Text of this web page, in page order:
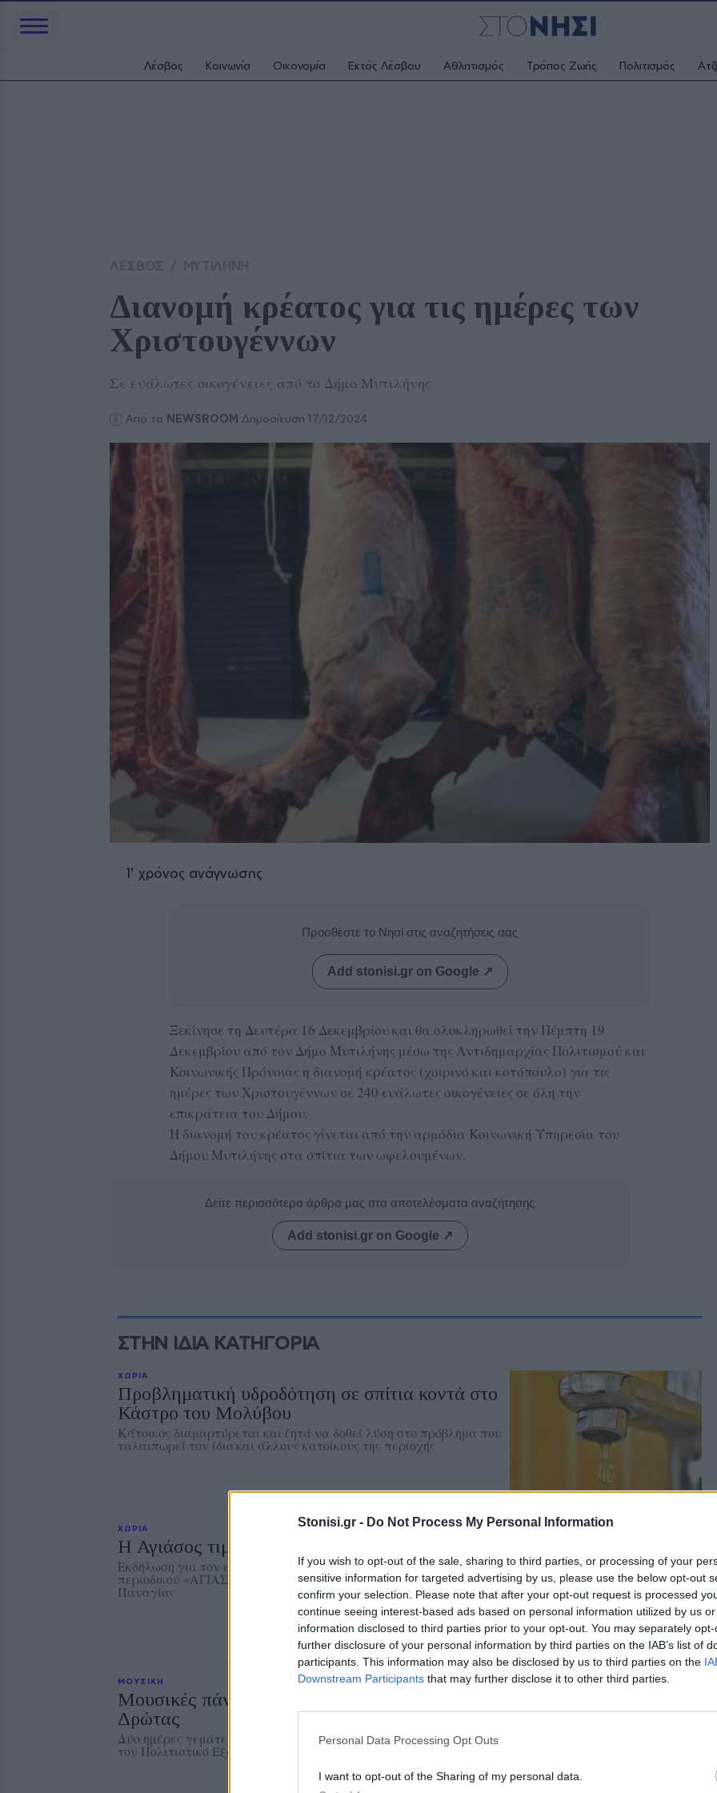
Stonisi.gr - Do Not Process My Personal Information
If you wish to opt-out of the sale, sharing to third parties, or processing of your
sensitive information for targeted advertising by us, please use the below opt-out
confirm your selection. Please note that after your opt-out request is processed
continue seeing interest-based ads based on personal information utilized by us
information disclosed to third parties prior to your opt-out. You may separately
further disclosure of your personal information by third parties on the IAB’s list of
participants. This information may also be disclosed by us to third parties on the
Downstream Participants that may further disclose it to other third parties.
Personal Data Processing Opt Outs
I want to opt-out of the Sharing of my personal data.
Λέσβος Κοινωνία Οικονομία Εκτός Λέσβου Αθλητισμός Τρόπος Ζωής Πολιτισμός
Διανομή κρέατος για τις ημέρες των
Χριστουγέννων
Σε ευάλωτες οικογένειες από το Δήμο Μυτιλήνης
Από το NEWSROOM Δημοσίευση 17/12/2024
1' χρόνος ανάγνωσης
Προσθέστε το Νησί στις αναζητήσεις σας
Add stonisi.gr on Google ↗
Ξεκίνησε τη Δευτέρα 16 Δεκεμβρίου και θα ολοκληρωθεί την Πέμπτη 19
Δεκεμβρίου από τον Δήμο Μυτιλήνης μέσω της Αντιδημαρχίας Πολιτισμού και
Κοινωνικής Πρόνοιας η διανομή κρέατος (χοιρινό και κοτόπουλο) για τις
ημέρες των Χριστουγέννων σε 240 ευάλωτες οικογένειες σε όλη την
επικράτεια του Δήμου.
Η διανομή του κρέατος γίνεται από την αρμόδια Κοινωνική Υπηρεσία του
Δήμου Μυτιλήνης στα σπίτια των ωφελουμένων.
Δείτε περισσότερα άρθρα μας στα αποτελέσματα αναζήτησης
Add stonisi.gr on Google ↗
ΣΤΗΝ ΙΔΙΑ ΚΑΤΗΓΟΡΙΑ
ΧΩΡΙΑ
Προβληματική υδροδότηση σε σπίτια κοντά στο
Κάστρο του Μολύβου
Κάτοικος διαμαρτύρεται και ζητά να δοθεί λύση στο πρόβλημα που
ταλαιπωρεί τον ίδιο και άλλους κατοίκους της περιοχής
ΧΩΡΙΑ
Η Αγιάσος τιμά τον Γιάννη Χατζηβασιλείου
Εκδήλωση για τον επί 45 χρόνια αρχισυντάκτη και διευθυντή του
περιοδικού «ΑΓΙΑΣΟΣ», τη Δευτέρα 10 Αυγούστου στο «Χάνι» της
Παναγίας
ΜΟΥΣΙΚΗ
Μουσικές πάνω στο κύμα στην παραλία της
Δρώτας
Δύο ημέρες γεμάτες ζωντανή μουσική, χορό και διασκέδαση από
τον Πολιτιστικό Εξωραϊστικό Σύλλογο «Η Δρώτα»